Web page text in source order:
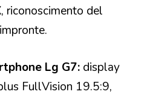
riconoscimento del
Lg G7: display
FullVision 19.5:9,